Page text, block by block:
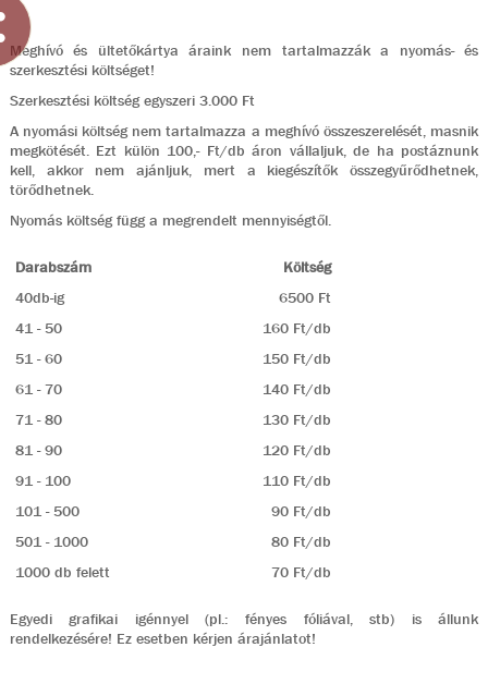
Meghívó és ültetőkártya áraink nem tartalmazzák a nyomás- és
szerkesztési költséget!
Szerkesztési költség egyszeri 3.000 Ft
A nyomási költség nem tartalmazza a meghívó összeszerelését, masnik
megkötését. Ezt külön 100,- Ft/db áron vállaljuk, de ha postáznunk
kell, akkor nem ajánljuk, mert a kiegészítők összegyűrődhetnek,
törődhetnek.
Nyomás költség függ a megrendelt mennyiségtől.
Darabszám
Költség
40db-ig
6500 Ft
41 - 50
160 Ft/db
51 - 60
150 Ft/db
61 - 70
140 Ft/db
71 - 80
130 Ft/db
81 - 90
120 Ft/db
91 - 100
110 Ft/db
101 - 500
90 Ft/db
501 - 1000
80 Ft/db
1000 db felett
70 Ft/db
Egyedi grafikai igénnyel (pl.: fényes fóliával, stb) is állunk
rendelkezésére! Ez esetben kérjen árajánlatot!